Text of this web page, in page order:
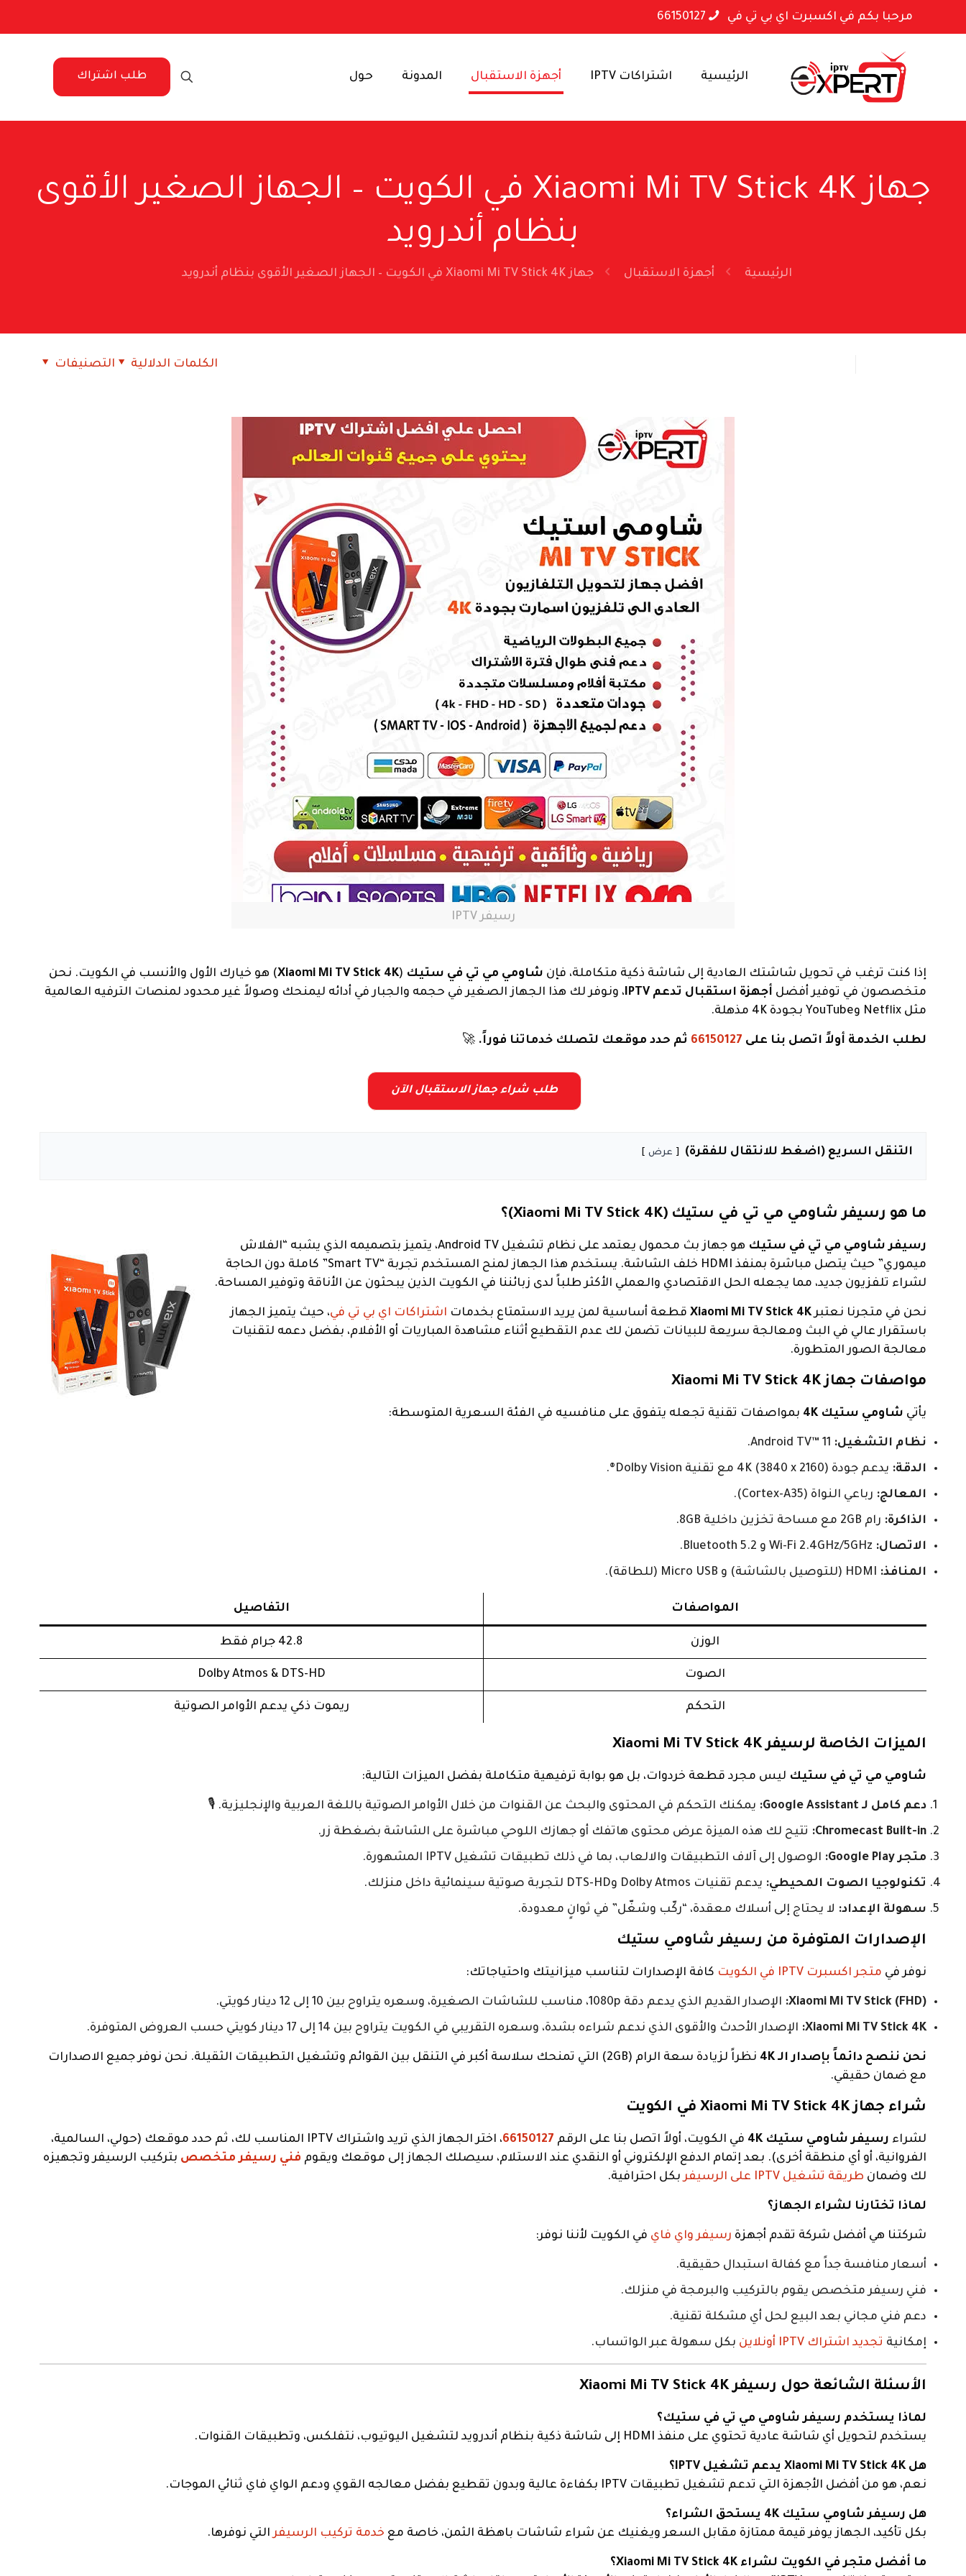
مرحبا بكم في اكسبرت اي بي تي في 66150127
الرئيسية اشتراكات IPTV أجهزة الاستقبال المدونة حول طلب اشتراك
جهاز Xiaomi Mi TV Stick 4K في الكويت – الجهاز الصغير الأقوى
بنظام أندرويد
الرئيسية أجهزة الاستقبال جهاز Xiaomi Mi TV Stick 4K في الكويت – الجهاز الصغير الأقوى بنظام أندرويد
التصنيفات الكلمات الدلالية
رسيفر IPTV
إذا كنت ترغب في تحويل شاشتك العادية إلى شاشة ذكية متكاملة، فإن شاومي مي تي في ستيك (
Xiaomi Mi TV Stick 4K) هو خيارك الأول والأنسب في الكويت. نحن
متخصصون في توفير أفضل أجهزة استقبال تدعم IPTV
، ونوفر لك هذا الجهاز الصغير في حجمه والجبار في أدائه ليمنحك وصولاً غير محدود لمنصات الترفيه العالمية
مثل Netflix وYouTube بجودة 4K مذهلة.
لطلب الخدمة أولاً اتصل بنا على 66150127 ثم حدد موقعك لتصلك خدماتنا فوراً. 🚀
طلب شراء جهاز الاستقبال الآن
التنقل السريع (اضغط للانتقال للفقرة) عرض
ما هو رسيفر شاومي مي تي في ستيك (Xiaomi Mi TV Stick 4K)؟
رسيفر شاومي مي تي في ستيك
هو جهاز بث محمول يعتمد على نظام تشغيل Android TV، يتميز بتصميمه الذي يشبه “الفلاش
ميموري” حيث يتصل مباشرة بمنفذ HDMI خلف الشاشة. يستخدم هذا الجهاز لمنح المستخدم تجربة “Smart TV” كاملة دون الحاجة
لشراء تلفزيون جديد، مما يجعله الحل الاقتصادي والعملي الأكثر طلباً لدى زبائننا في الكويت الذين يبحثون عن الأناقة وتوفير المساحة.
نحن في متجرنا نعتبرXiaomi Mi TV Stick 4Kقطعة أساسية لمن يريد الاستمتاع بخدمات اشتراكات اي بي تي في، حيث يتميز الجهاز
باستقرار عالي في البث ومعالجة سريعة للبيانات تضمن لك عدم التقطيع أثناء مشاهدة المباريات أو الأفلام، بفضل دعمه لتقنيات
معالجة الصور المتطورة.
مواصفات جهاز Xiaomi Mi TV Stick 4K
يأتي شاومي ستيك 4K بمواصفات تقنية تجعله يتفوق على منافسيه في الفئة السعرية المتوسطة:
نظام التشغيل:
الدقة: يدعم جودة 4K (3840 x 2160) مع تقنية Dolby Vision®.
المعالج: رباعي النواة (Cortex-A35).
الذاكرة: رام 2GB مع مساحة تخزين داخلية 8GB.
الاتصال:
المنافذ:
المواصفات التفاصيل
الوزن 42.8 جرام فقط
الصوت Dolby Atmos & DTS-HD
التحكم ريموت ذكي يدعم الأوامر الصوتية
الميزات الخاصة لرسيفر Xiaomi Mi TV Stick 4K
شاومي مي تي في ستيك ليس مجرد قطعة خردوات، بل هو بوابة ترفيهية متكاملة بفضل الميزات التالية:
دعم كامل لـ Google Assistant:
يمكنك التحكم في المحتوى والبحث عن القنوات من خلال الأوامر الصوتية باللغة العربية والإنجليزية. 🎙️
Chromecast Built-in:
تتيح لك هذه الميزة عرض محتوى هاتفك أو جهازك اللوحي مباشرة على الشاشة بضغطة زر.
متجر Google Play:
الوصول إلى آلاف التطبيقات والالعاب، بما في ذلك تطبيقات تشغيل IPTV المشهورة.
تكنولوجيا الصوت المحيطي: يدعم تقنيات Dolby Atmos وDTS-HD لتجربة صوتية سينمائية داخل منزلك.
سهولة الإعداد: لا يحتاج إلى أسلاك معقدة، “ركّب وشغّل” في ثوانٍ معدودة.
الإصدارات المتوفرة من رسيفر شاومي ستيك
نوفر في متجر اكسبرت IPTV في الكويت كافة الإصدارات لتناسب ميزانيتك واحتياجاتك:
Xiaomi Mi TV Stick (FHD): الإصدار القديم الذي يدعم دقة 1080p، مناسب للشاشات الصغيرة، وسعره يتراوح بين 10 إلى 12 دينار كويتي.
Xiaomi Mi TV Stick 4K: الإصدار الأحدث والأقوى الذي ندعم شراءه بشدة، وسعره التقريبي في الكويت يتراوح بين 14 إلى 17 دينار كويتي حسب العروض المتوفرة.
نحن ننصح دائماً بإصدار الـ 4K
نظراً لزيادة سعة الرام (2GB) التي تمنحك سلاسة أكبر في التنقل بين القوائم وتشغيل التطبيقات الثقيلة. نحن نوفر جميع الاصدارات
مع ضمان حقيقي.
شراء جهاز Xiaomi Mi TV Stick 4K في الكويت
لشراء رسيفر شاومي ستيك 4K في الكويت، أولاً اتصل بنا على الرقم 66150127
، اختر الجهاز الذي تريد واشتراك IPTV المناسب لك، ثم حدد موقعك (حولي، السالمية،
الفروانية، أو أي منطقة أخرى). بعد إتمام الدفع الإلكتروني أو النقدي عند الاستلام، سيصلك الجهاز إلى موقعك ويقوم فني رسيفر متخصص بتركيب الرسيفر وتجهيزه
لك وضمان طريقة تشغيل IPTV على الرسيفر بكل احترافية.
لماذا تختارنا لشراء الجهاز؟
شركتنا هي أفضل شركة تقدم أجهزة رسيفر واي فاي في الكويت لأننا نوفر:
أسعار منافسة جداً مع كفالة استبدال حقيقية.
فني رسيفر متخصص يقوم بالتركيب والبرمجة في منزلك.
دعم فني مجاني بعد البيع لحل أي مشكلة تقنية.
إمكانية تجديد اشتراك IPTV أونلاين بكل سهولة عبر الواتساب.
الأسئلة الشائعة حول رسيفر Xiaomi Mi TV Stick 4K
لماذا يستخدم رسيفر شاومي مي تي في ستيك؟
يستخدم لتحويل أي شاشة عادية تحتوي على منفذ HDMI إلى شاشة ذكية بنظام أندرويد لتشغيل اليوتيوب، نتفلكس، وتطبيقات القنوات.
هل Xiaomi Mi TV Stick 4K يدعم تشغيل IPTV؟
نعم، هو من أفضل الأجهزة التي تدعم تشغيل تطبيقات IPTV بكفاءة عالية وبدون تقطيع بفضل معالجه القوي ودعم الواي فاي ثنائي الموجات.
هل رسيفر شاومي ستيك 4K يستحق الشراء؟
بكل تأكيد، الجهاز يوفر قيمة ممتازة مقابل السعر ويغنيك عن شراء شاشات باهظة الثمن، خاصة مع خدمة تركيب الرسيفرالتي نوفرها.
ما أفضل متجر في الكويت لشراء Xiaomi Mi TV Stick 4K؟